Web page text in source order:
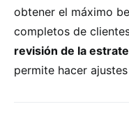
obtener el máximo
completos de
revisión de la
permite hacer